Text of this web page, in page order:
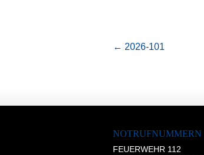
← 2026-101
NOTRUFNUMMERN
FEUERWEHR 112